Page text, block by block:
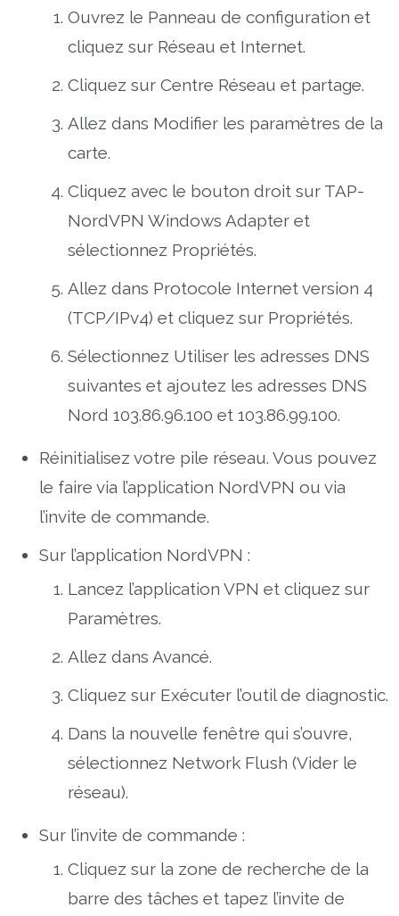
Ouvrez le Panneau de configuration et
cliquez sur Réseau et Internet.
Cliquez sur Centre Réseau et partage.
Allez dans Modifier les paramètres de la
carte.
Cliquez avec le bouton droit sur TAP-
NordVPN Windows Adapter et
sélectionnez Propriétés.
Allez dans Protocole Internet version 4
(TCP/IPv4) et cliquez sur Propriétés.
Sélectionnez Utiliser les adresses DNS
suivantes et ajoutez les adresses DNS
Nord 103.86.96.100 et 103.86.99.100.
Réinitialisez votre pile réseau. Vous pouvez
le faire via l’application NordVPN ou via
l’invite de commande.
Sur l’application NordVPN :
Lancez l’application VPN et cliquez sur
Paramètres.
Allez dans Avancé.
Cliquez sur Exécuter l’outil de diagnostic.
Dans la nouvelle fenêtre qui s’ouvre,
sélectionnez Network Flush (Vider le
réseau).
Sur l’invite de commande :
Cliquez sur la zone de recherche de la
barre des tâches et tapez l’invite de